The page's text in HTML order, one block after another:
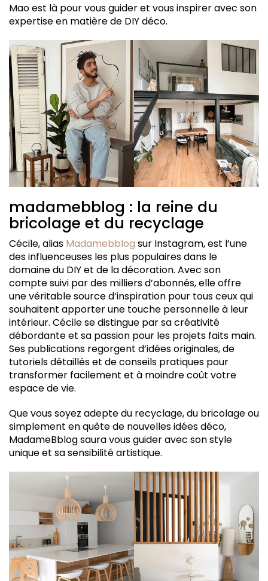
Mao est là pour vous guider et vous inspirer avec son
expertise en matière de DIY déco.
madamebblog : la reine du
bricolage et du recyclage
Cécile, alias Madamebblog sur Instagram, est l’une
des influenceuses les plus populaires dans le
domaine du DIY et de la décoration. Avec son
compte suivi par des milliers d’abonnés, elle offre
une véritable source d’inspiration pour tous ceux qui
souhaitent apporter une touche personnelle à leur
intérieur. Cécile se distingue par sa créativité
débordante et sa passion pour les projets faits main.
Ses publications regorgent d’idées originales, de
tutoriels détaillés et de conseils pratiques pour
transformer facilement et à moindre coût votre
espace de vie.
Que vous soyez adepte du recyclage, du bricolage ou
simplement en quête de nouvelles idées déco,
MadameBblog saura vous guider avec son style
unique et sa sensibilité artistique.